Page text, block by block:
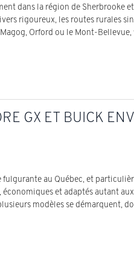
dans la région de Sherbrooke
rigoureux, les routes rurales
Orford ou le Mont-
GX ET BUICK
au Québec, et
et adaptés autant aux
modèles se démarquent,